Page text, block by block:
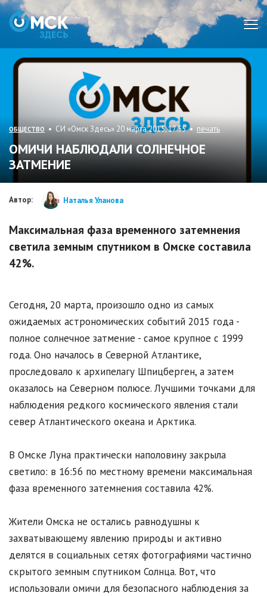
ОБЩЕСТВО • СИ «Омск Здесь» 20 марта 2015, 17:55 • печать
ОМИЧИ НАБЛЮДАЛИ СОЛНЕЧНОЕ
ЗАТМЕНИЕ
Автор: Наталья Уланова
Максимальная фаза временного затемнения
светила земным спутником в Омске составила
42%.
Сегодня, 20 марта, произошло одно из самых
ожидаемых астрономических событий 2015 года -
полное солнечное затмение - самое крупное с 1999
года. Оно началось в Северной Атлантике,
проследовало к архипелагу Шпицберген, а затем
оказалось на Северном полюсе. Лучшими точками для
наблюдения редкого космического явления стали
север Атлантического океана и Арктика.
В Омске Луна практически наполовину закрыла
светило: в 16:56 по местному времени максимальная
фаза временного затемнения составила 42%.
Жители Омска не остались равнодушны к
захватывающему явлению природы и активно
делятся в социальных сетях фотографиями частично
скрытого земным спутником Солнца. Вот, что
использовали омичи для безопасного наблюдения за